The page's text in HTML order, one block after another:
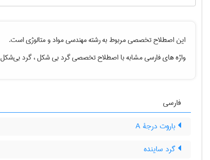
این اصطلاح تخصصی مربوط به رشتهمهندسی مواد و متالوژیاست.
واژه های فارسی مشابه با اصطلاح تخصصیگرد بی شکل ، گرد بی‌شکل
فارسی
باروت درجۀ A
گرد ساینده